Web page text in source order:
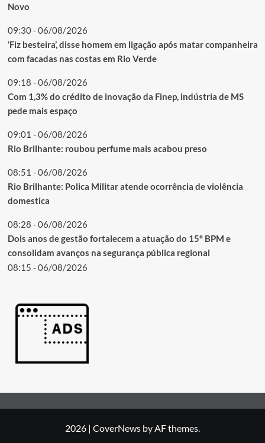
Novo
09:30 - 06/08/2026
‘Fiz besteira’, disse homem em ligação após matar companheira
com facadas nas costas em Rio Verde
09:18 - 06/08/2026
Com 1,3% do crédito de inovação da Finep, indústria de MS
pede mais espaço
09:01 - 06/08/2026
Rio Brilhante: roubou perfume mais acabou preso
08:51 - 06/08/2026
Rio Brilhante: Polica Militar atende ocorrência de violência
domestica
08:28 - 06/08/2026
Dois anos de gestão fortalecem a atuação do 15º BPM e
consolidam avanços na segurança pública regional
08:15 - 06/08/2026
2026 | CoverNews by AF themes.